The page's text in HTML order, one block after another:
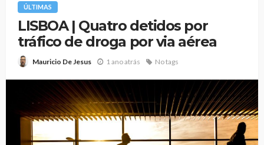
ÚLTIMAS
LISBOA | Quatro detidos por
tráfico de droga por via aérea
Mauricio De Jesus 1 ano atrás No tags